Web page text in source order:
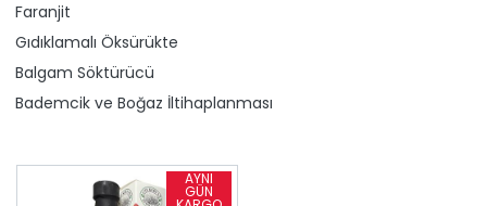
Faranjit
Gıdıklamalı Öksürükte
Balgam Söktürücü
Bademcik ve Boğaz İltihaplanması